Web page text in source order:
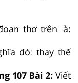
thơ trên là:
đó: thay thế
107 Bài 2: Viết